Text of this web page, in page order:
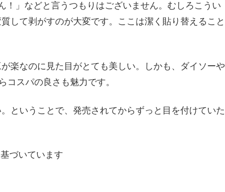
！」などと言うつもりはございません。むしろこうい
して剥がすのが大変です。ここは潔く貼り替えること
楽なのに見た目がとても美しい。しかも、ダイソーや
コスパの良さも魅力です。
ということで、発売されてからずっと目を付けていた
づいています